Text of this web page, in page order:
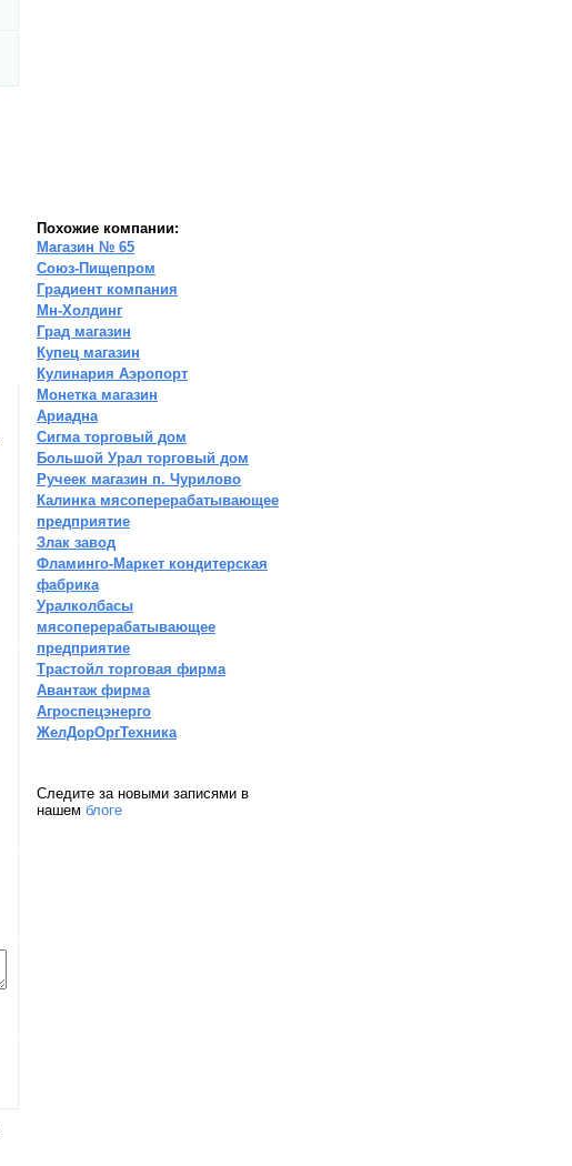
Похожие компании:
Магазин № 65
Союз-Пищепром
Градиент компания
Мн-Холдинг
Град магазин
Купец магазин
Кулинария Аэропорт
Монетка магазин
Ариадна
Сигма торговый дом
Большой Урал торговый дом
Ручеек магазин п. Чурилово
Калинка мясоперерабатывающее
предприятие
Злак завод
Фламинго-Маркет кондитерская
фабрика
Уралколбасы
мясоперерабатывающее
предприятие
Трастойл торговая фирма
Авантаж фирма
Агроспецэнерго
ЖелДорОргТехника
Следите за новыми записями в
нашем блоге